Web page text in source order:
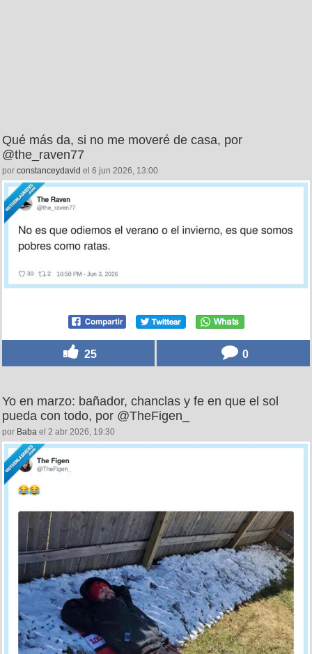
Qué más da, si no me moveré de casa, por
@the_raven77
por constanceydavid el 6 jun 2026, 13:00
25 0
Yo en marzo: bañador, chanclas y fe en que el sol
pueda con todo, por @TheFigen_
por Baba el 2 abr 2026, 19:30